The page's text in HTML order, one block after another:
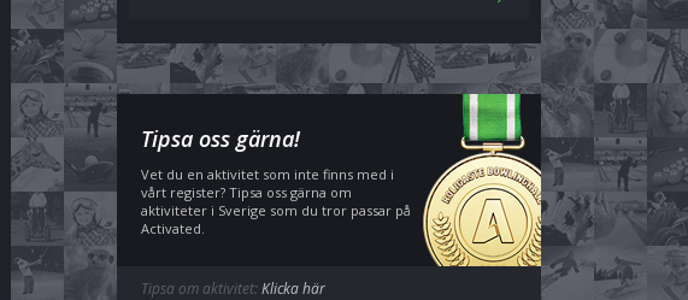
Tipsa oss gärna!
Vet du en aktivitet som inte finns med i
vårt register? Tipsa oss gärna om
aktiviteter i Sverige som du tror passar på
Activated.
Tipsa om aktivitet:Klicka här